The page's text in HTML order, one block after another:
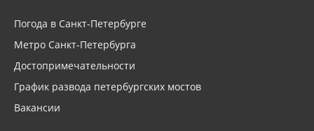
Погода в Санкт-Петербурге
Метро Санкт-Петербурга
Достопримечательности
График развода петербургских мостов
Вакансии